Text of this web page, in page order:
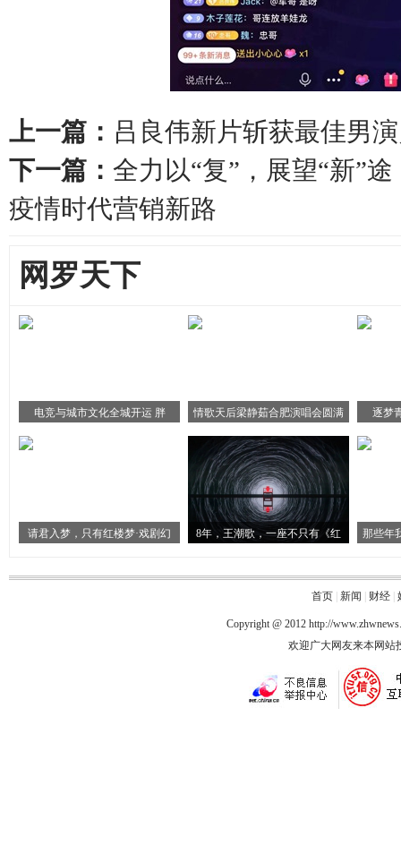
上一篇： 吕良伟新片斩获最佳男
下一篇： 全力以“复”，展望“新”
疫情时代营销新路
网罗天下
电竞与城市文化全城开运 胖 情歌天后梁静茹合肥演唱会圆满 逐梦
请君入梦，只有红楼梦·戏剧幻 8年，王潮歌，一座不只有《红 那些年
首页| 新闻 财经|
Copyright @ 2012 http://
欢迎广大网友来本网站